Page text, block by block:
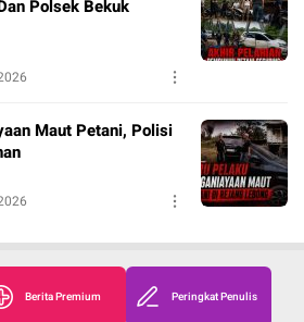
Polsek Bekuk
Maut Petani, Polisi
Berita Premium Peringkat Penulis